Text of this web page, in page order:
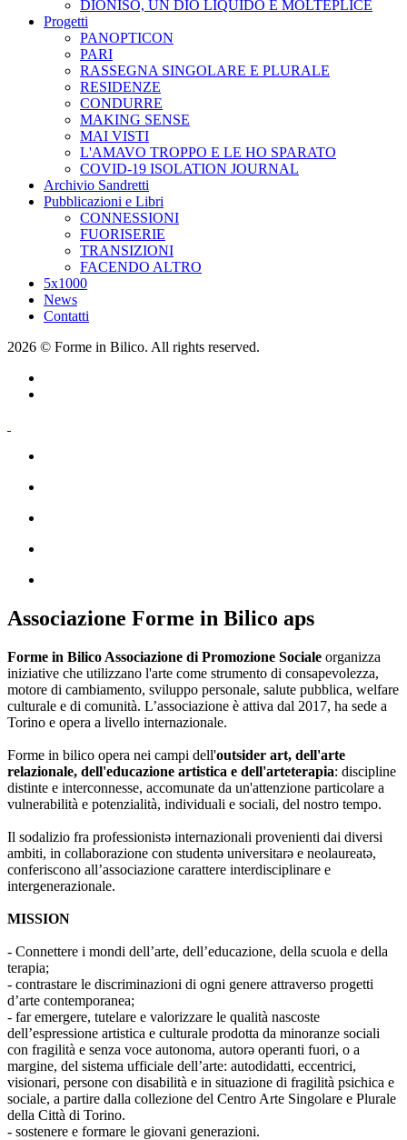
DIONISO, UN DIO LIQUIDO E MOLTEPLICE
Progetti
PANOPTICON
PARI
RASSEGNA SINGOLARE E PLURALE
RESIDENZE
CONDURRE
MAKING SENSE
MAI VISTI
L'AMAVO TROPPO E LE HO SPARATO
COVID-19 ISOLATION JOURNAL
Archivio Sandretti
Pubblicazioni e Libri
CONNESSIONI
FUORISERIE
TRANSIZIONI
FACENDO ALTRO
5x1000
News
Contatti
2026 © Forme in Bilico. All rights reserved.
Associazione Forme in Bilico aps
Forme in Bilico Associazione di Promozione Sociale organizza
iniziative che utilizzano l'arte come strumento di consapevolezza,
motore di cambiamento, sviluppo personale, salute pubblica, welfare
culturale e di comunità. L’associazione è attiva dal 2017, ha sede a
Torino e opera a livello internazionale.
Forme in bilico opera nei campi dell'outsider art, dell'arte
relazionale, dell'educazione artistica e dell'arteterapia: discipline
distinte e interconnesse, accomunate da un'attenzione particolare a
vulnerabilità e potenzialità, individuali e sociali, del nostro tempo.
Il sodalizio fra professionistə internazionali provenienti dai diversi
ambiti, in collaborazione con studentə universitarə e neolaureatə,
conferiscono all’associazione carattere interdisciplinare e
intergenerazionale.
MISSION
- Connettere i mondi dell’arte, dell’educazione, della scuola e della
terapia;
- contrastare le discriminazioni di ogni genere attraverso progetti
d’arte contemporanea;
- far emergere, tutelare e valorizzare le qualità nascoste
dell’espressione artistica e culturale prodotta da minoranze sociali
con fragilità e senza voce autonoma, autorə operanti fuori, o a
margine, del sistema ufficiale dell’arte: autodidatti, eccentrici,
visionari, persone con disabilità e in situazione di fragilità psichica e
sociale, a partire dalla collezione del Centro Arte Singolare e Plurale
della Città di Torino.
- sostenere e formare le giovani generazioni.